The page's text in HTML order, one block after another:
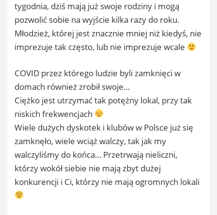
tygodnia, dziś mają już swoje rodziny i mogą
pozwolić sobie na wyjście kilka razy do roku.
Młodzież, której jest znacznie mniej niż kiedyś, nie
imprezuje tak często, lub nie imprezuje wcale
COVID przez którego ludzie byli zamknięci w
domach również zrobił swoje…
Ciężko jest utrzymać tak potężny lokal, przy tak
niskich frekwencjach
Wiele dużych dyskotek i klubów w Polsce już się
zamknęło, wiele wciąż walczy, tak jak my
walczyliśmy do końca… Przetrwają nieliczni,
którzy wokół siebie nie mają zbyt dużej
konkurencji i Ci, którzy nie mają ogromnych lokali